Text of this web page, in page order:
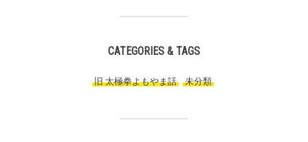
CATEGORIES & TAGS
旧 太極拳よもやま話 未分類